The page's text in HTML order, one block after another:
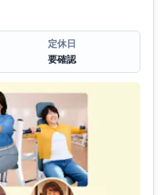
定休日
要確認